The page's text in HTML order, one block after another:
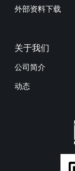
外部资料下载
关于我们
公司简介
动态